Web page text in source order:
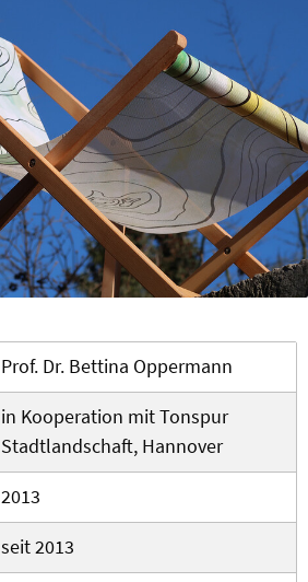
Prof. Dr. Bettina Oppermann
in Kooperation mit Tonspur
Stadtlandschaft, Hannover
2013
seit 2013